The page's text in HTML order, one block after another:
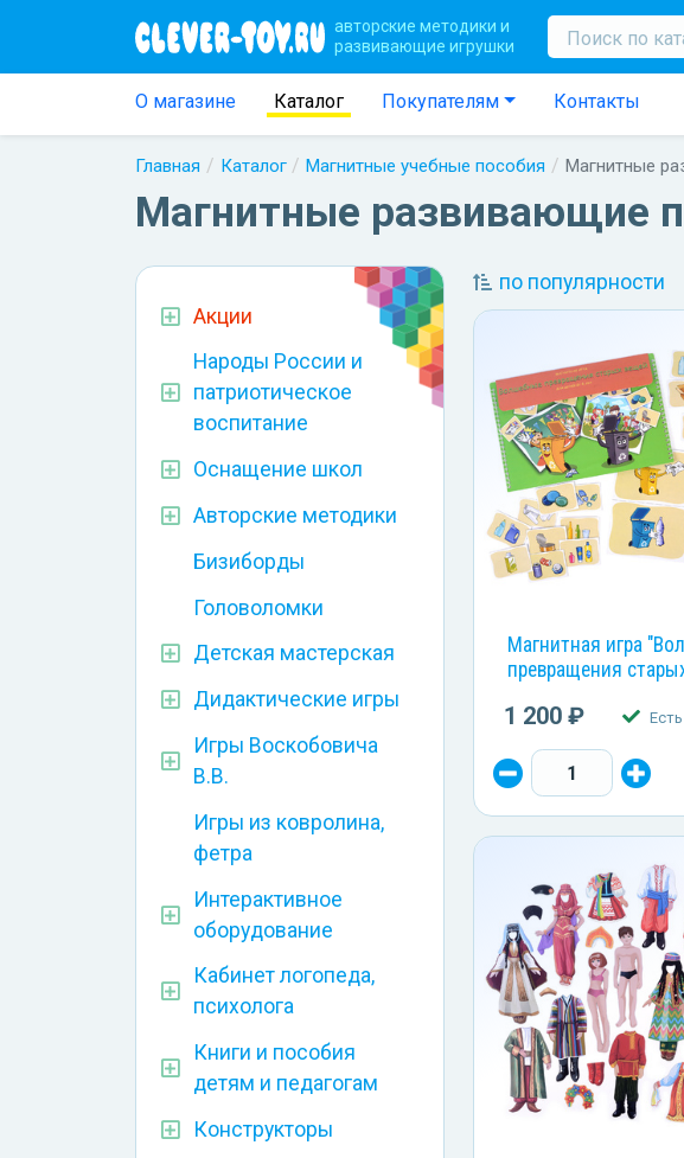
авторские методики и
развивающие игрушки
О магазине Каталог Покупателям Контакты
Главная Каталог Магнитные учебные пособия Магнитные
Магнитные развивающие
Акции
Народы России и
патриотическое
воспитание
Оснащение школ
Авторские методики
Бизиборды
Головоломки
Детская мастерская
Дидактические игры
Игры Воскобовича
В.В.
Игры из ковролина,
фетра
Интерактивное
оборудование
Кабинет логопеда,
психолога
Книги и пособия
детям и педагогам
Конструкторы
по популярности
Магнитная игра
превращения
1 200 ₽